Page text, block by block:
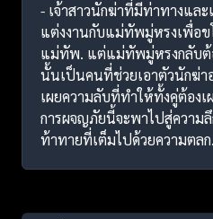
- เจ้าสาวนักฆ่าที่มีท่าทางแล
แต่งงานกับแม่ทัพมู่หรงเพื่อ
แม่ทัพ. แต่แม่ทัพมู่หรงกลับต้
นั้นเป็นคนที่ช่วยเอาตัวนักฆ่า
เผยความลับที่ทำให้ทั้งคู่ต้อง
การผจญภัยนี้จะพาไปสู่ความ
ท้าทายที่เต็มไปด้วยความตลก.